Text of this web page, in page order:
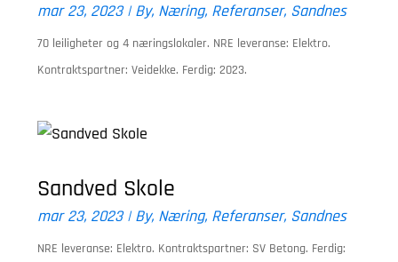
mar 23, 2023|By, Næring, Referanser, Sandnes
70 leiligheter og 4 næringslokaler. NRE leveranse: Elektro.
Kontraktspartner: Veidekke. Ferdig: 2023.
Sandved Skole
mar 23, 2023|By, Næring, Referanser, Sandnes
NRE leveranse: Elektro. Kontraktspartner: SV Betong. Ferdig: